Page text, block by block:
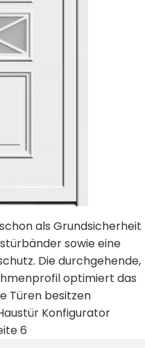
als Grundsicherheit
sowie eine
Die durchgehende,
optimiert das
Türen besitzen
Konfigurator
6